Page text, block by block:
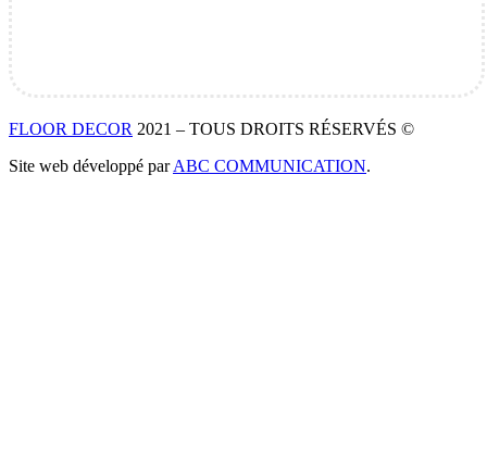
FLOOR DECOR 2021 – TOUS DROITS RÉSERVÉS ©
Site web développé parABC COMMUNICATION.